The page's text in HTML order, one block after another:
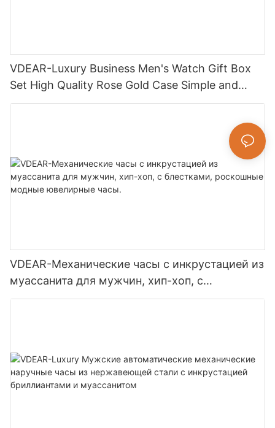
VDEAR-Luxury Business Men's Watch Gift Box
Set High Quality Rose Gold Case Simple and
Universally Quartz Watch Relogio Masculino
VDEAR-Механические часы с инкрустацией из
муассанита для мужчин, хип-хоп, с
блестками, роскошные модные ювелирные